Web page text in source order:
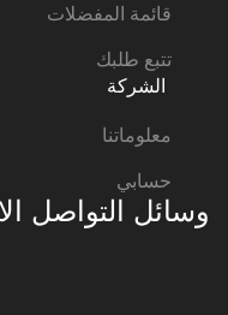
قائمة المفضلات
تتبع طلبك
الشركة
معلوماتنا
حسابي
وسائل التواصل